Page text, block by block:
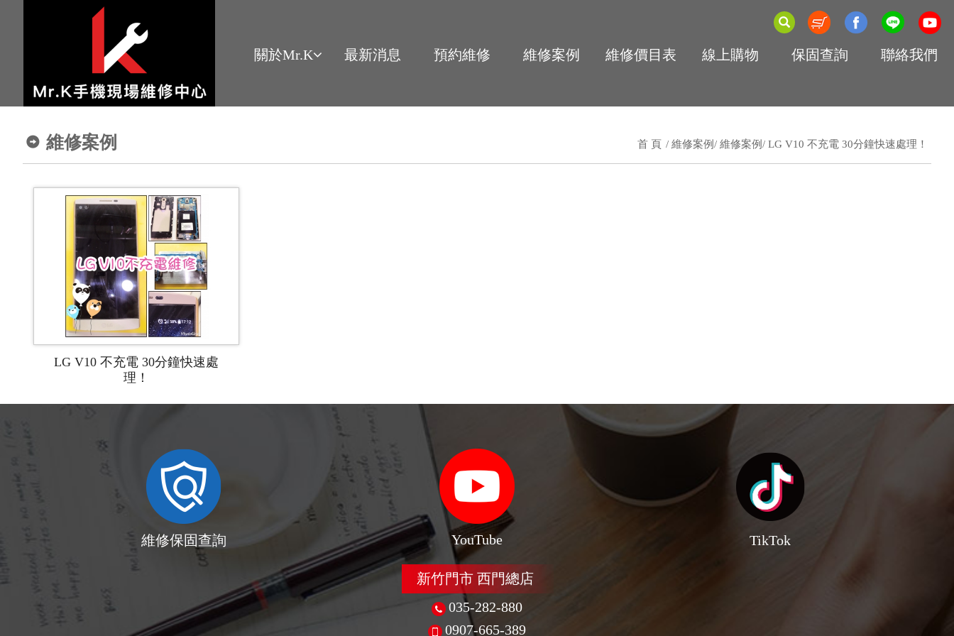
關於Mr.K 最新消息 預約維修 維修案例 維修價目表 線上購物 保固查詢 聯絡我們
維修案例 首 頁 維修案例 維修案例 LG V10 不充電 30分鐘快速處理！
LG V10 不充電 30分鐘快速處
理！
維修保固查詢 YouTube TikTok
新竹門市 西門總店
035-282-880
0907-665-389